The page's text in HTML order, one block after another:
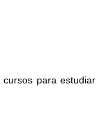
cursos para estudiar